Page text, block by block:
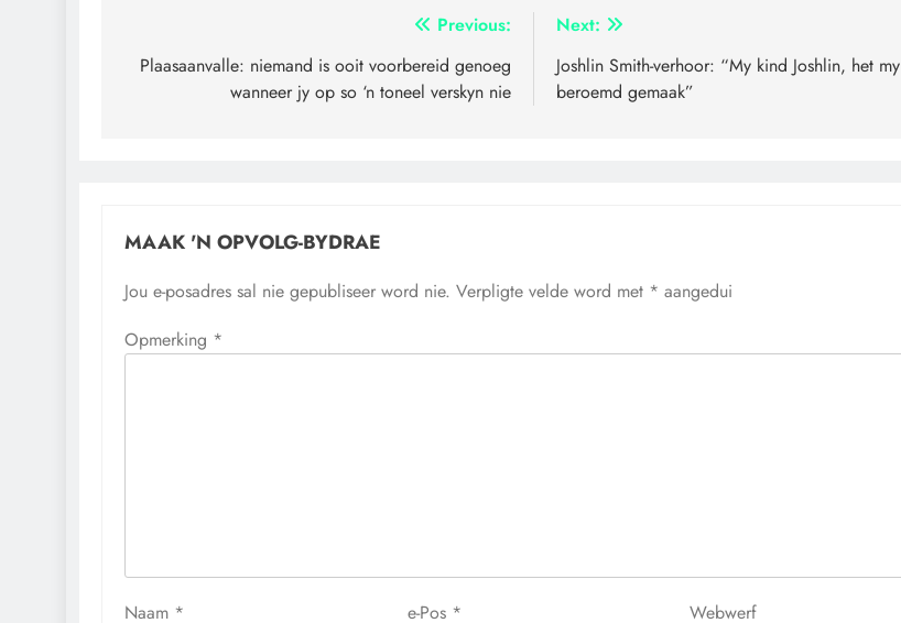
navigasie
Previous:
Plaasaanvalle: niemand is ooit voorbereid genoeg
wanneer jy op so ‘n toneel verskyn nie
Next:
Joshlin Smith-verhoor: “My kind Joshlin, het my
beroemd gemaak”
MAAK 'N OPVOLG-BYDRAE
Jou e-posadres sal nie gepubliseer word nie. Verpligte velde word met * aangedui
Opmerking *
Naam * e-Pos * Webwerf